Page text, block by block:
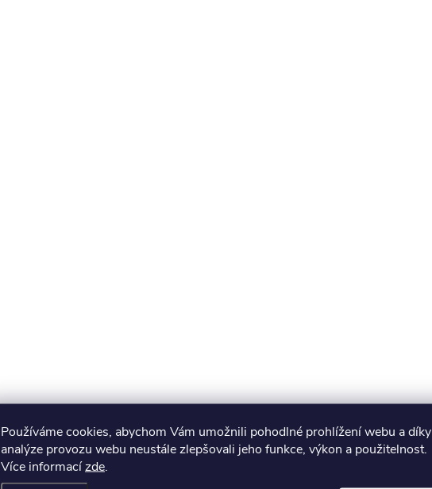
Používáme cookies, abychom Vám umožnili pohodlné prohlížení webu a díky
analýze provozu webu neustále zlepšovali jeho funkce, výkon a použitelnost.
Více informacízde.